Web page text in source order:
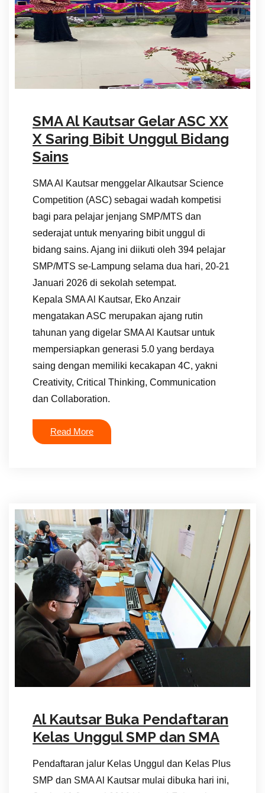
SMA Al Kautsar Gelar ASC XX
X Saring Bibit Unggul Bidang
Sains
SMA Al Kautsar menggelar Alkautsar Science
Competition (ASC) sebagai wadah kompetisi
bagi para pelajar jenjang SMP/MTS dan
sederajat untuk menyaring bibit unggul di
bidang sains. Ajang ini diikuti oleh 394 pelajar
SMP/MTS se-Lampung selama dua hari, 20-21
Januari 2026 di sekolah setempat.
Kepala SMA Al Kautsar, Eko Anzair
mengatakan ASC merupakan ajang rutin
tahunan yang digelar SMA Al Kautsar untuk
mempersiapkan generasi 5.0 yang berdaya
saing dengan memiliki kecakapan 4C, yakni
Creativity, Critical Thinking, Communication
dan Collaboration.
Read More
Al Kautsar Buka Pendaftaran
Kelas Unggul SMP dan SMA
Pendaftaran jalur Kelas Unggul dan Kelas Plus
SMP dan SMA Al Kautsar mulai dibuka hari ini,